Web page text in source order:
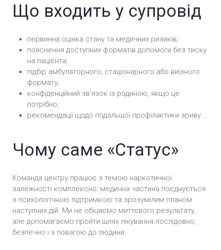
Що входить у супровід
первинна оцінка стану та медичних ризиків;
пояснення доступних форматів допомоги без тиску
на пацієнта;
підбір амбулаторного, стаціонарного або виїзного
формату;
конфіденційний звʼязок із родиною, якщо це
потрібно;
рекомендації щодо подальшої профілактики зриву.
Чому саме «Статус»
Команда центру працює з темою наркотичної
залежності комплексно: медична частина поєднується
з психологічною підтримкою та зрозумілим планом
наступних дій. Ми не обіцяємо миттєвого результату,
але допомагаємо пройти шлях лікування послідовно,
безпечно і з повагою до людини.